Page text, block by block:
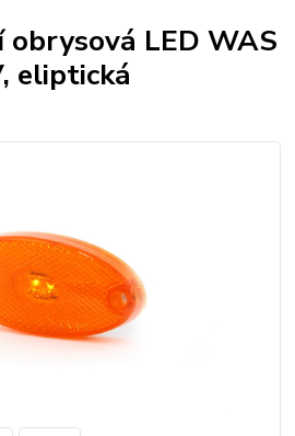
LED WAS
eliptická